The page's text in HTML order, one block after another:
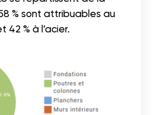
% sont attribuables au
42 % à l’acier.